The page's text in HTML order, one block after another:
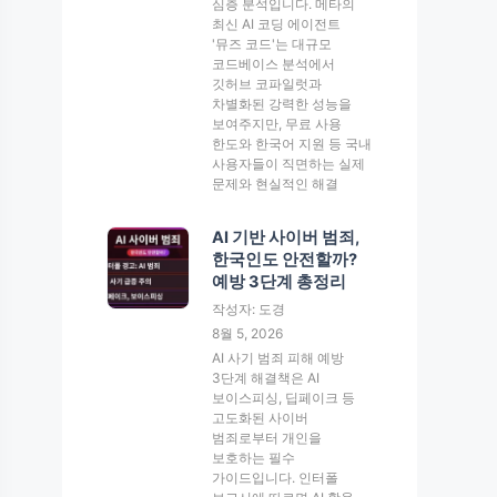
심층 분석입니다. 메타의
최신 AI 코딩 에이전트
'뮤즈 코드'는 대규모
코드베이스 분석에서
깃허브 코파일럿과
차별화된 강력한 성능을
보여주지만, 무료 사용
한도와 한국어 지원 등 국내
사용자들이 직면하는 실제
문제와 현실적인 해결
AI 기반 사이버 범죄,
한국인도 안전할까?
예방 3단계 총정리
작성자: 도경
8월 5, 2026
AI 사기 범죄 피해 예방
3단계 해결책은 AI
보이스피싱, 딥페이크 등
고도화된 사이버
범죄로부터 개인을
보호하는 필수
가이드입니다. 인터폴